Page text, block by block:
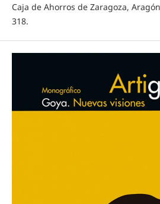
Caja de Ahorros de Zaragoza,
318.